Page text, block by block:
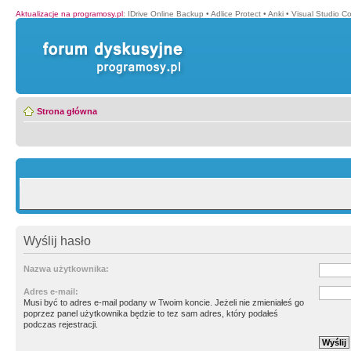
Aktualizacje na programosy.pl: IDrive Online Backup • Adlice Protect • Anki • Visual Studio
Strona główna
Wyślij hasło
Nazwa użytkownika:
Adres e-mail:
Musi być to adres e-mail podany w Twoim koncie. Jeżeli nie zmieniałeś go
poprzez panel użytkownika będzie to tez sam adres, który podałeś
podczas rejestracji.